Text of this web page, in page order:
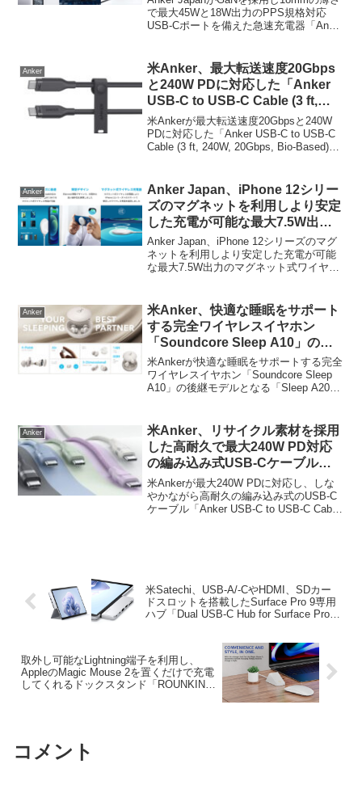
PowerPort Atom III 63W Slim」
を発売。
で最大45Wと18W出力のPPS規格対応
USB-Cポートを備えた急速充電器「Anker
Anker
米Anker、最大転送速度20Gbps
と240W PDに対応した「Anker
USB-C to USB-C Cable (3 ft,
240W, 20Gbps, Bio-Based)」を
発売。
米Ankerが最大転送速度20Gbpsと240W
PDに対応した「Anker USB-C to USB-C
Cable (3 ft, 240W, 20Gbps, Bio-Based)」
Anker
Anker Japan、iPhone 12シリー
ズのマグネットを利用しより安定
した充電が可能な最大7.5W出力
のマグネット式ワイヤレス充電器
「Anker PowerWave Magnetic
Pad」を発売。
Anker Japan、iPhone 12シリーズのマグ
ネットを利用しより安定した充電が可能
な最大7.5W出力のマグネット式ワイヤレ
ら。
Anker
米Anker、快適な睡眠をサポート
する完全ワイヤレスイヤホン
「Soundcore Sleep A10」の後
継モデルとなる「Sleep A20」を
発表。
米Ankerが快適な睡眠をサポートする完全
ワイヤレスイヤホン「Soundcore Sleep
A10」の後継モデルとなる「Sleep A20」
Anker
米Anker、リサイクル素材を採用
した高耐久で最大240W PD対応
の編み込み式USB-Cケーブル
「Anker USB-C to USB-C Cable
(240W, Upcycled-Braided)」を
発売。
米Ankerが最大240W PDに対応し、しな
やかながら高耐久の編み込み式のUSB-C
ケーブル「Anker USB-C to USB-C Cable
米Satechi、USB-A/-CやHDMI、SDカー
ドスロットを搭載したSurface Pro 9専用
ハブ「Dual USB-C Hub for Surface Pro
取外し可能なLightning端子を利用し、
AppleのMagic Mouse 2を置くだけで充電
してくれるドックスタンド「ROUNKIN
コメント